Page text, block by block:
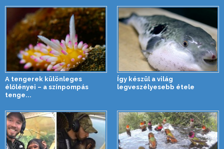
A tengerek különleges
élőlényei – a színpompás
tenge...
Így készül a világ
legveszélyesebb étele